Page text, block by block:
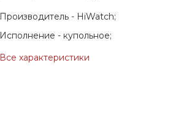
Производитель - HiWatch;
Исполнение - купольное;
Все характеристики